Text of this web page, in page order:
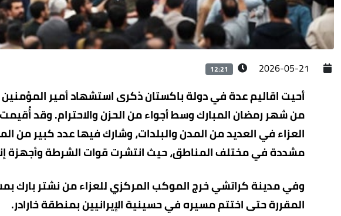
2026-05-21
12:21
أحيت اقاليم عدة في دولة باكستان ذكرى استشهاد أمير
من شهر رمضان المبارك وسط أجواء من الحزن والاحترام. وقد
العزاء في العديد من المدن والبلدات، وشارك فيها عدد كبير من
مشددة في مختلف المناطق، حيث انتشرت قوات الشرطة وأجهزة
وفي مدينة كراتشي خرج الموكب المركزي للعزاء من نشتر بارك
المقررة حتى اختتم مسيره في حسينية الإيرانيين بمنطقة خارادر.